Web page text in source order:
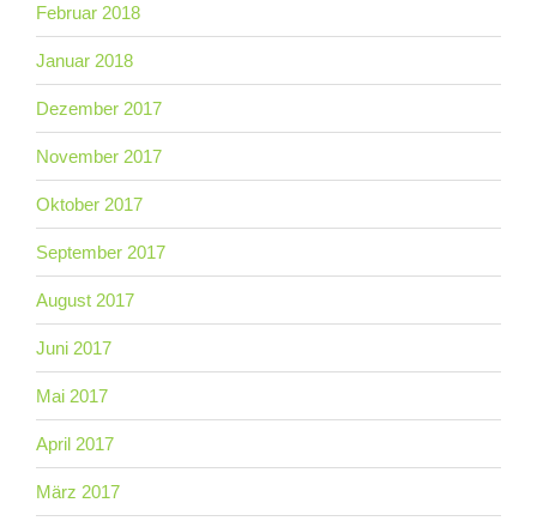
Februar 2018
Januar 2018
Dezember 2017
November 2017
Oktober 2017
September 2017
August 2017
Juni 2017
Mai 2017
April 2017
März 2017